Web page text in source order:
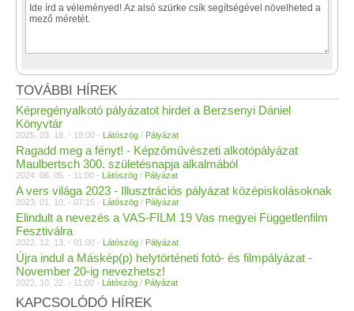
TOVÁBBI HÍREK
Képregényalkotó pályázatot hirdet a Berzsenyi Dániel
Könyvtár
2025. 03. 18. - 18:00 - Látószög / Pályázat
Ragadd meg a fényt! - Képzőművészeti alkotópályázat
Maulbertsch 300. születésnapja alkalmából
2024. 06. 05. - 11:00 - Látószög / Pályázat
A vers világa 2023 - Illusztrációs pályázat középiskolásoknak
2023. 01. 10. - 07:15 - Látószög / Pályázat
Elindult a nevezés a VAS-FILM 19 Vas megyei Függetlenfilm
Fesztiválra
2022. 12. 13. - 01:00 - Látószög / Pályázat
Újra indul a Máskép(p) helytörténeti fotó- és filmpályázat -
November 20-ig nevezhetsz!
2022. 10. 22. - 11:00 - Látószög / Pályázat
KAPCSOLÓDÓ HÍREK